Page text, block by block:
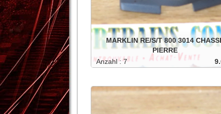
MARKLIN RE/S/T 800 3014
PIERRE
Anzahl : 7
In den Warenkorb
- 1 +
Details